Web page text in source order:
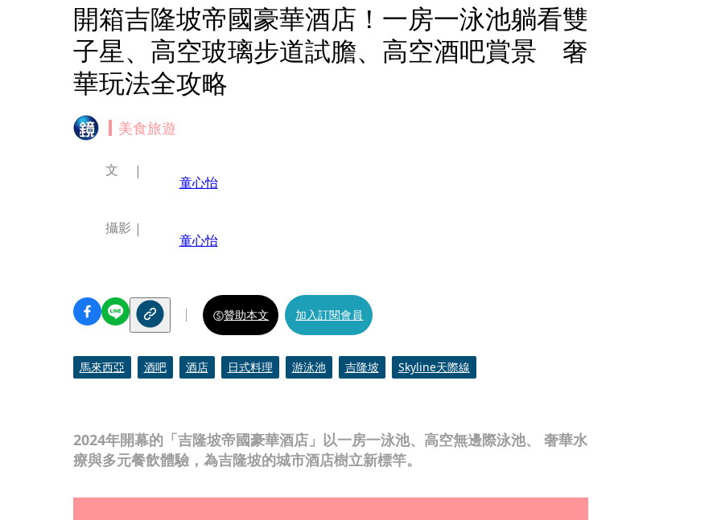
開箱吉隆坡帝國豪華酒店！一房一泳池躺看雙
子星、高空玻璃步道試膽、高空酒吧賞景 奢
華玩法全攻略
美食旅遊
2024年開幕的「吉隆坡帝國豪華酒店」以一房一泳池、高空無邊際泳池、 奢華水
療與多元餐飲體驗，為吉隆坡的城市酒店樹立新標竿。
文
童心怡
攝影
童心怡
贊助本文 加入訂閱會員
馬來西亞 酒吧 酒店 日式料理 游泳池 吉隆坡 Skyline天際線